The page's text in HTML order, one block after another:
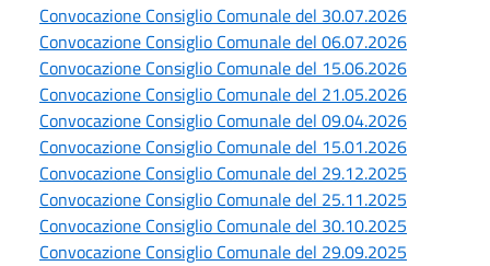
Convocazione Consiglio Comunale del 30.07.2026
Convocazione Consiglio Comunale del 06.07.2026
Convocazione Consiglio Comunale del 15.06.2026
Convocazione Consiglio Comunale del 21.05.2026
Convocazione Consiglio Comunale del 09.04.2026
Convocazione Consiglio Comunale del 15.01.2026
Convocazione Consiglio Comunale del 29.12.2025
Convocazione Consiglio Comunale del 25.11.2025
Convocazione Consiglio Comunale del 30.10.2025
Convocazione Consiglio Comunale del 29.09.2025